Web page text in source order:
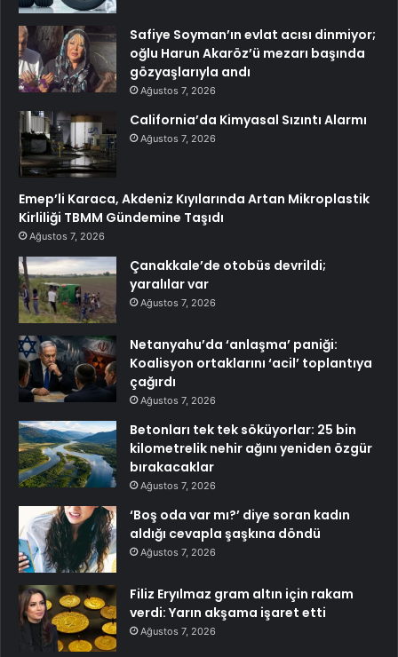
Safiye Soyman’ın evlat acısı dinmiyor;
oğlu Harun Akaröz’ü mezarı başında
gözyaşlarıyla andı
Ağustos 7, 2026
California’da Kimyasal Sızıntı Alarmı
Ağustos 7, 2026
Emep’li Karaca, Akdeniz Kıyılarında Artan Mikroplastik
Kirliliği TBMM Gündemine Taşıdı
Ağustos 7, 2026
Çanakkale’de otobüs devrildi;
yaralılar var
Ağustos 7, 2026
Netanyahu’da ‘anlaşma’ paniği:
Koalisyon ortaklarını ‘acil’ toplantıya
çağırdı
Ağustos 7, 2026
Betonları tek tek söküyorlar: 25 bin
kilometrelik nehir ağını yeniden özgür
bırakacaklar
Ağustos 7, 2026
‘Boş oda var mı?’ diye soran kadın
aldığı cevapla şaşkına döndü
Ağustos 7, 2026
Filiz Eryılmaz gram altın için rakam
verdi: Yarın akşama işaret etti
Ağustos 7, 2026